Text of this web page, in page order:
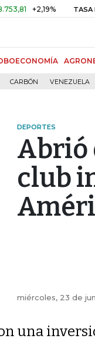
TASA DE USURA
CARBÓN VENEZUELA
DEPORTES
Abrió
club
miércoles, 23 de
una